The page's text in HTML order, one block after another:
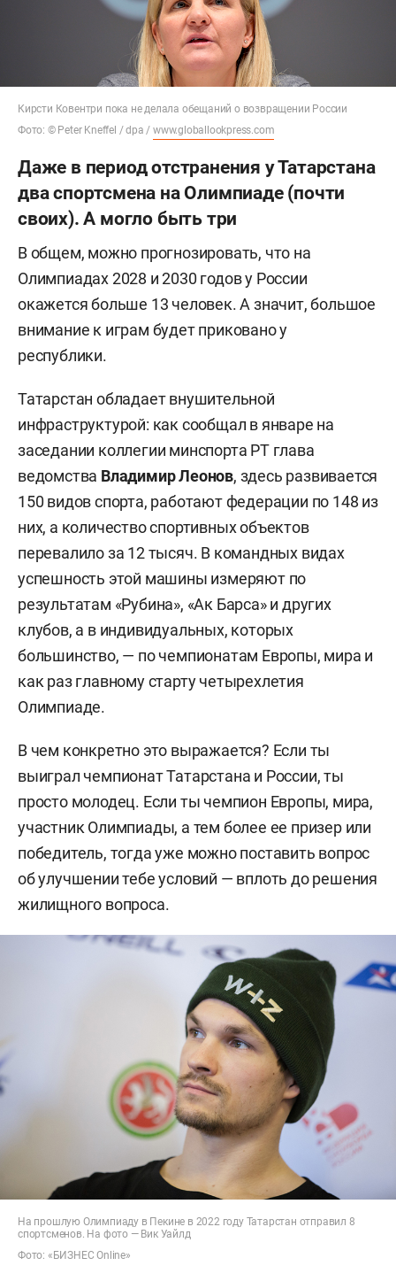
Кирсти Ковентри пока не делала обещаний о возвращении России
Фото: © Peter Kneffel / dpa /www.globallookpress.com
Даже в период отстранения у Татарстана
два спортсмена на Олимпиаде (почти
своих). А могло быть три
В общем, можно прогнозировать, что на
Олимпиадах 2028 и 2030 годов у России
окажется больше 13 человек. А значит, большое
внимание к играм будет приковано у
республики.
Татарстан обладает внушительной
инфраструктурой: как сообщал в январе на
заседании коллегии минспорта РТ глава
ведомства Владимир Леонов, здесь развивается
150 видов спорта, работают федерации по 148 из
них, а количество спортивных объектов
перевалило за 12 тысяч. В командных видах
успешность этой машины измеряют по
результатам «Рубина», «Ак Барса» и других
клубов, а в индивидуальных, которых
большинство, — по чемпионатам Европы, мира и
как раз главному старту четырехлетия
Олимпиаде.
В чем конкретно это выражается? Если ты
выиграл чемпионат Татарстана и России, ты
просто молодец. Если ты чемпион Европы, мира,
участник Олимпиады, а тем более ее призер или
победитель, тогда уже можно поставить вопрос
об улучшении тебе условий — вплоть до решения
жилищного вопроса.
На прошлую Олимпиаду в Пекине в 2022 году Татарстан отправил 8
спортсменов. На фото — Вик Уайлд
Фото: «БИЗНЕС Online»